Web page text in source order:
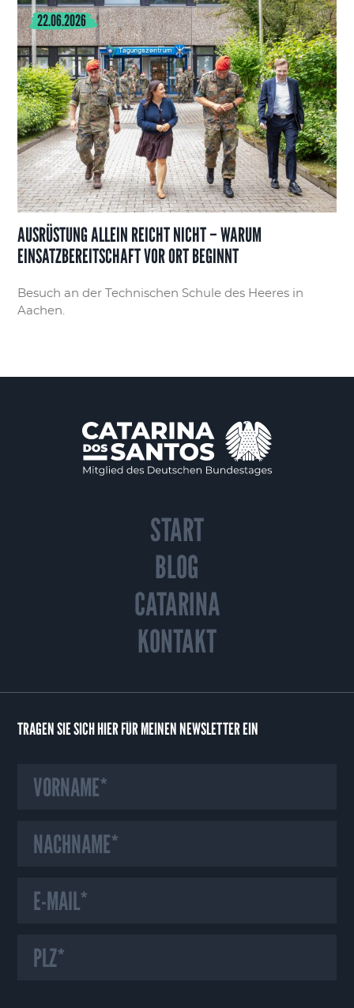
22.06.2026
AUSRÜSTUNG ALLEIN REICHT NICHT – WARUM
EINSATZBEREITSCHAFT VOR ORT BEGINNT
Besuch an der Technischen Schule des Heeres in
Aachen.
START
BLOG
CATARINA
KONTAKT
TRAGEN SIE SICH HIER FÜR MEINEN NEWSLETTER EIN
HINWEIS ZU UNSEREN COOKIES
Einwilligung verwenden wir zudem Cookies zur Nutzungsanalyse unserer
Webseite. Dadurch sind wir in der Lage Fehler oder Unklarheiten in der